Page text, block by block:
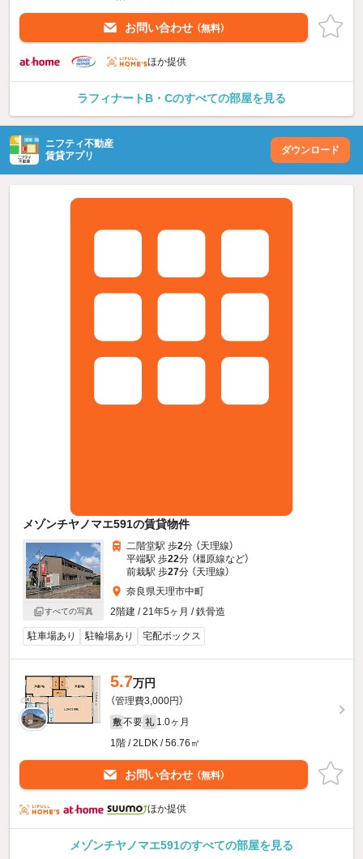
お問い合わせ （無料）
ほか提供
ラフィナートB・Cのすべての部屋を見る
ニフティ不動産
賃貸アプリ
ダウンロード
メゾンチヤノマエ591の賃貸物件
すべての写真
二階堂駅 歩2分 （天理線）
平端駅 歩22分 （橿原線など）
前栽駅 歩27分 （天理線）
奈良県天理市中町
2階建 / 21年5ヶ月 / 鉄骨造
駐車場あり 駐輪場あり 宅配ボックス
5.7万円
（管理費3,000円）
敷 不要 礼 1.0ヶ月
1階 / 2LDK / 56.76㎡
お問い合わせ （無料）
ほか提供
メゾンチヤノマエ591のすべての部屋を見る